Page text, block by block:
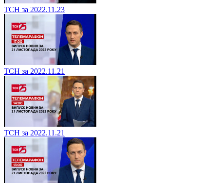
ТСН за 2022.11.23
ТСН за 2022.11.21
ТСН за 2022.11.21